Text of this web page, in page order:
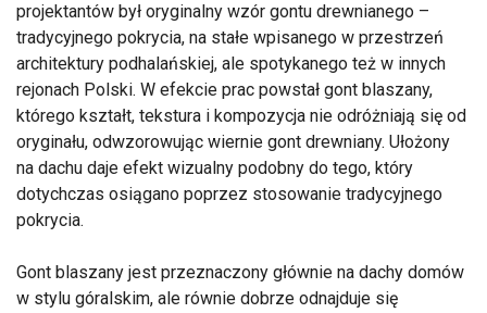
projektantów był oryginalny wzór gontu drewnianego –
tradycyjnego pokrycia, na stałe wpisanego w przestrzeń
architektury podhalańskiej, ale spotykanego też w innych
rejonach Polski. W efekcie prac powstał gont blaszany,
którego kształt, tekstura i kompozycja nie odróżniają się od
oryginału, odwzorowując wiernie gont drewniany. Ułożony
na dachu daje efekt wizualny podobny do tego, który
dotychczas osiągano poprzez stosowanie tradycyjnego
pokrycia.
Gont blaszany jest przeznaczony głównie na dachy domów
w stylu góralskim, ale równie dobrze odnajduje się